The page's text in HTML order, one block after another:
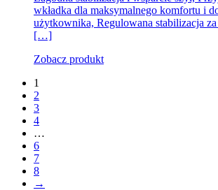
wkładka dla maksymalnego komfortu i
użytkownika, Regulowana stabilizacja
[…]
Zobacz produkt
1
2
3
4
…
6
7
8
→